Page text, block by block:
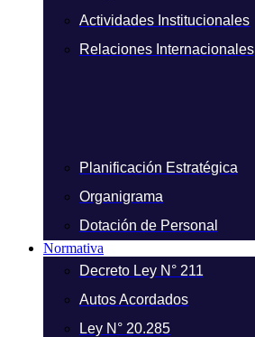
Actividades Institucionales
Relaciones Internacionales
Planificación Estratégica
Organigrama
Dotación de Personal
Normativa
Decreto Ley N° 211
Autos Acordados
Ley N° 20.285